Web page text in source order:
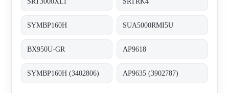
SYMBP160H SUA5000RMI5U
BX950U-GR AP9618
SYMBP160H (3402806) AP9635 (3902787)